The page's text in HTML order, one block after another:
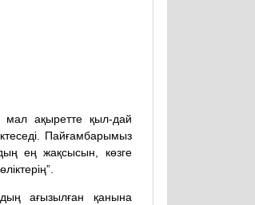
мал ақыретте қыл-дай
Пайғамбарымыз
ең жақсысын, көзге
ағызылған қанына